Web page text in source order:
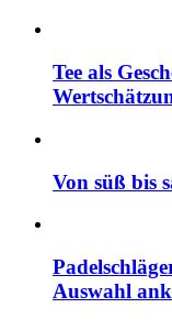
Tee als
Von süß bis
Auswahl